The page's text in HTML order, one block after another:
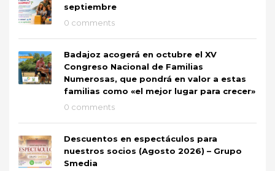
septiembre
0 comments
Badajoz acogerá en octubre el XV
Congreso Nacional de Familias
Numerosas, que pondrá en valor a estas
familias como «el mejor lugar para crecer»
0 comments
Descuentos en espectáculos para
nuestros socios (Agosto 2026) – Grupo
Smedia